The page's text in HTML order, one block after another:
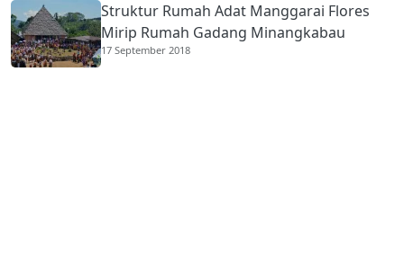
Struktur Rumah Adat Manggarai Flores
Mirip Rumah Gadang Minangkabau
17 September 2018